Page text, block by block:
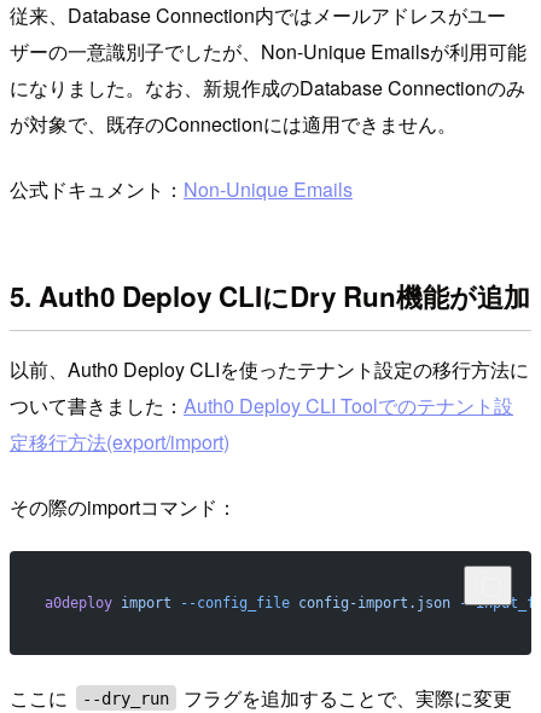
従来、Database Connection内ではメールアドレスがユー
ザーの一意識別子でしたが、Non-Unique Emailsが利用可能
になりました。なお、新規作成のDatabase Connectionのみ
が対象で、既存のConnectionには適用できません。
公式ドキュメント： Non-Unique Emails
5. Auth0 Deploy CLIにDry Run機能が追加
以前、Auth0 Deploy CLIを使ったテナント設定の移行方法に
ついて書きました： Auth0 Deploy CLI Toolでのテナント設
定移行方法(export/import)
その際のimportコマンド：
a0deploy import --config_file config-import.json --
ここに --dry_run
フラグを追加することで、実際に変更